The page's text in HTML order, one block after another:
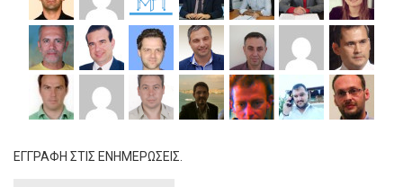
ΕΓΓΡΑΦΗ ΣΤΙΣ ΕΝΗΜΕΡΩΣΕΙΣ.